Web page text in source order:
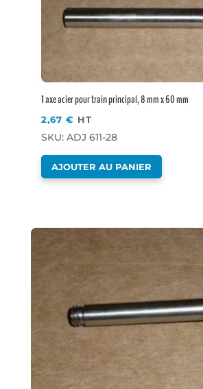
1 axe acier pour train principal, 8 mm x 60 mm
2,67 € HT
SKU: ADJ 611-28
AJOUTER AU PANIER